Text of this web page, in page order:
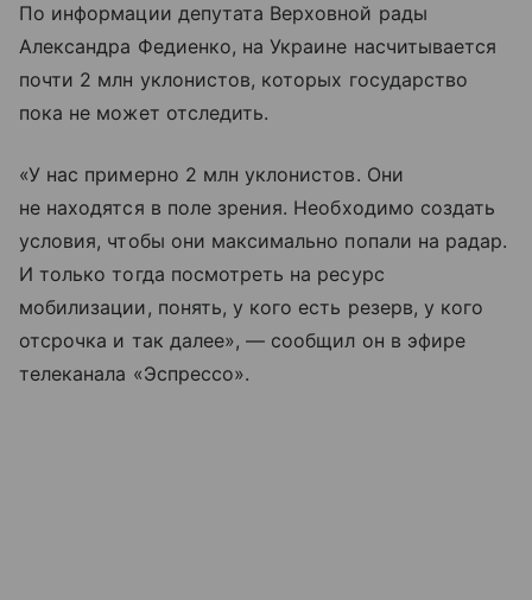
По информации депутата Верховной рады
Александра Федиенко, на Украине насчитывается
почти 2 млн уклонистов, которых государство
пока не может отследить.
«У нас примерно 2 млн уклонистов. Они
не находятся в поле зрения. Необходимо создать
условия, чтобы они максимально попали на радар.
И только тогда посмотреть на ресурс
мобилизации, понять, у кого есть резерв, у кого
отсрочка и так далее», — сообщил он в эфире
телеканала «Эспрессо».